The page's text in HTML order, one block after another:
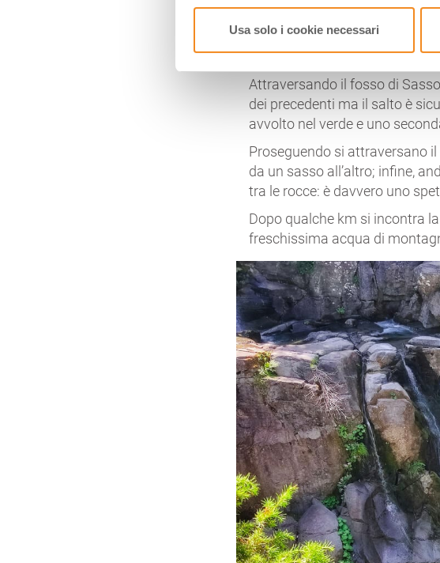
Usa solo i cookie necessari
vegetazione e rocce che
Attraversando il Rio
freschi massi lambiti dai flutti
Attraversando il fosso di
dei precedenti ma il salto è
avvolto nel verde e uno
Proseguendo si attraversano
da un sasso all’altro; infine,
tra le rocce: è davvero uno
Dopo qualche km si incontra
freschissima acqua di